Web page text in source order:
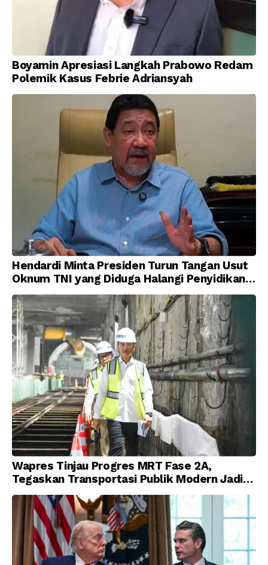
Boyamin Apresiasi Langkah Prabowo Redam
Polemik Kasus Febrie Adriansyah
Hendardi Minta Presiden Turun Tangan Usut
Oknum TNI yang Diduga Halangi Penyidikan
Korupsi
Wapres Tinjau Progres MRT Fase 2A,
Tegaskan Transportasi Publik Modern Jadi
Prioritas Nasional